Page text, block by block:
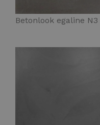
Betonlook egaline N3